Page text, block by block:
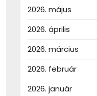
2026. május
2026. április
2026. március
2026. február
2026. január